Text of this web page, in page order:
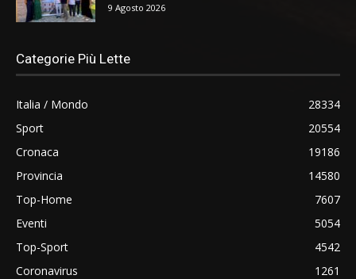
9 Agosto 2026
Categorie Più Lette
Italia / Mondo
28334
Sport
20554
Cronaca
19186
Provincia
14580
Top-Home
7607
Eventi
5054
Top-Sport
4542
Coronavirus
1261